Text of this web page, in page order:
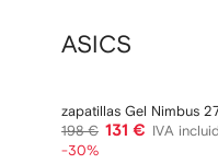
ASICS
zapatillas Gel Nimbus
198 € 131 €
IVA
-30%